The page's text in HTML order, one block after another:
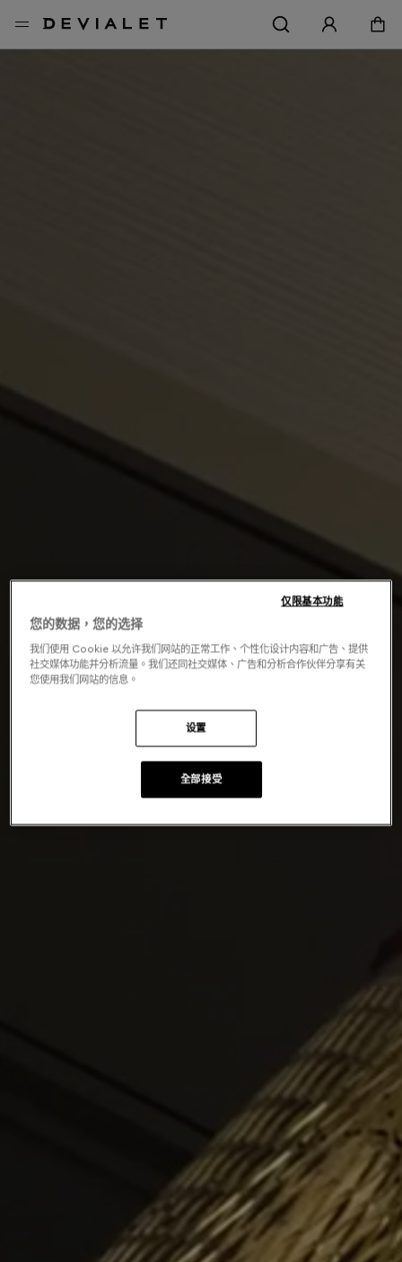
您的数据，您的选择
我们使用 Cookie 以允许我们网站的正常工作、个性化设计内容和广告、提供
社交媒体功能并分析流量。我们还同社交媒体、广告和分析合作伙伴分享有关
您使用我们网站的信息。
设置
仅限基本功能
全部接受